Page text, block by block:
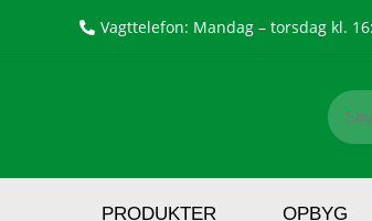
Vagttelefon: Mandag – torsdag kl.
PRODUKTER OPBYG